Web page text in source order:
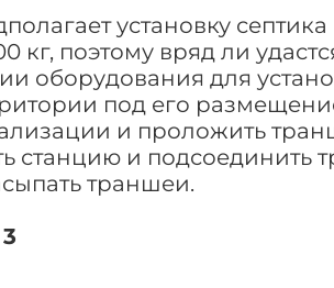
установку септика
поэтому вряд ли
оборудования для
под его
и проложить
станцию и подсоединить
траншеи.